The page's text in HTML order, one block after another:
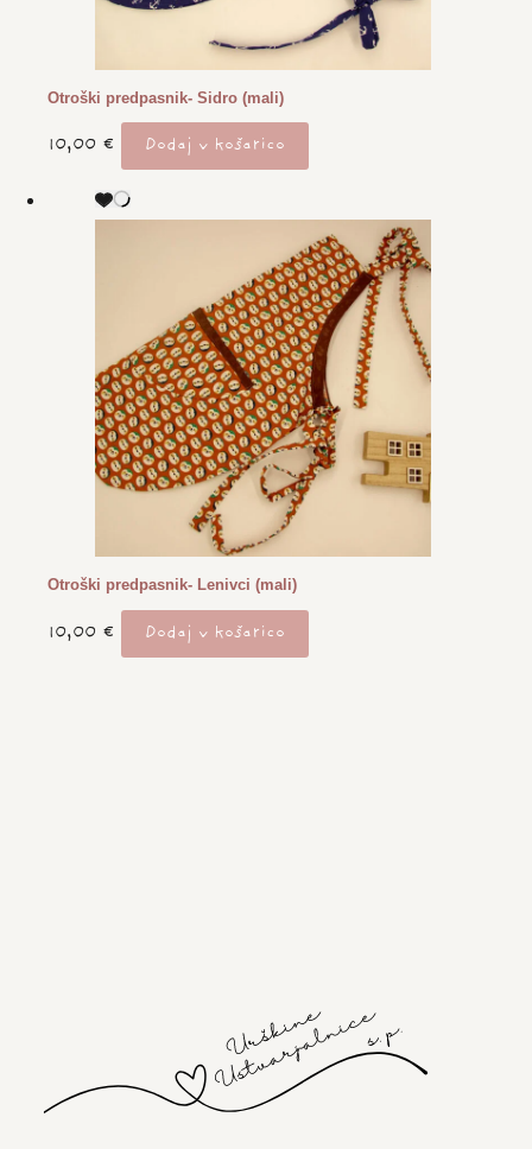
Otroški predpasnik- Sidro (mali)
10,00 € Dodaj v košarico
Otroški predpasnik- Lenivci (mali)
10,00 € Dodaj v košarico